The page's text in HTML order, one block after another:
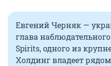
Евгений Черняк —
глава
Spirits, одного из
Холдинг владеет